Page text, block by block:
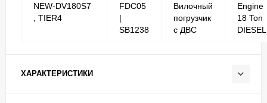
NEW-DV180S7
, TIER4
FDC05
|
SB1238
Вилочный
погрузчик
с ДВС
Engine
18 Ton
DIESEL
ХАРАКТЕРИСТИКИ